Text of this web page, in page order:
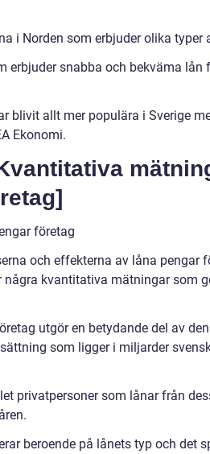
i Norden som erbjuder olika typer
erbjuder snabba och bekväma lån
blivit allt mer populära i Sverige
Ekonomi.
företag
och effekterna av låna pengar
några kvantitativa mätningar som
utgör en betydande del av
som ligger i miljarder
privatpersoner som lånar från
beroende på lånets typ och det